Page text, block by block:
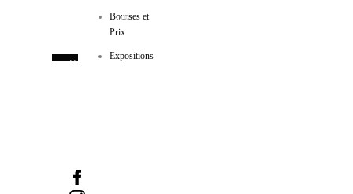
Bourses et
Prix
Expositions
Manif d'art
600, côte d’Abraham
Québec (Québec) GIR IAI